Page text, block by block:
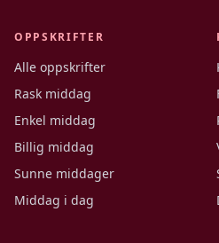
OPPSKRIFTER
Alle oppskrifter
Rask middag
Enkel middag
Billig middag
Sunne middager
Middag i dag